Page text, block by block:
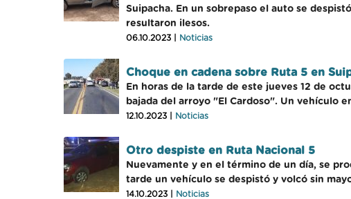
Suipacha. En un sobrepaso el auto se
resultaron ilesos.
06.10.2023 | Noticias
Choque en cadena sobre Ruta 5 en
En horas de la tarde de este jueves 12 de
bajada del arroyo "El Cardoso". Un vehículo
12.10.2023 | Noticias
Otro despiste en Ruta Nacional 5
Nuevamente y en el término de un día, se
tarde un vehículo se despistó y volcó sin
14.10.2023 | Noticias